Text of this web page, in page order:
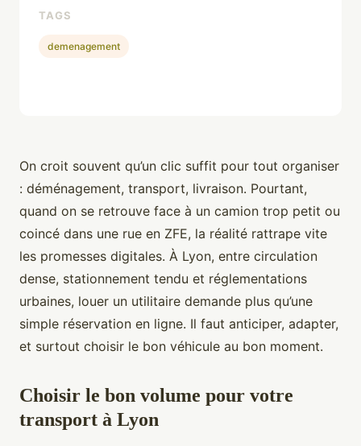
On croit souvent qu’un clic suffit pour tout organiser
: déménagement, transport, livraison. Pourtant,
quand on se retrouve face à un camion trop petit ou
coincé dans une rue en ZFE, la réalité rattrape vite
les promesses digitales. À Lyon, entre circulation
dense, stationnement tendu et réglementations
urbaines, louer un utilitaire demande plus qu’une
simple réservation en ligne. Il faut anticiper, adapter,
et surtout choisir le bon véhicule au bon moment.
Choisir le bon volume pour votre
transport à Lyon
TAGS
demenagement